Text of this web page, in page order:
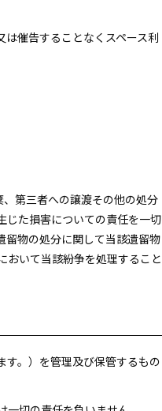
催告することなくスペース利
第三者への譲渡その他の処分
じた損害についての責任を一切
留物の処分に関して当該遺留物
おいて当該紛争を処理すること
す。）を管理及び保管するもの